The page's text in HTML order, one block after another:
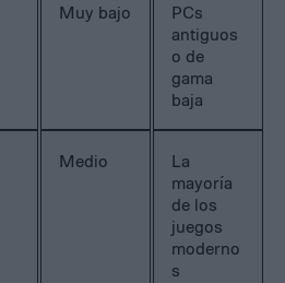
Muy bajo
PCs
antiguos
o de
gama
baja
Medio
La
mayoría
de los
juegos
moderno
s